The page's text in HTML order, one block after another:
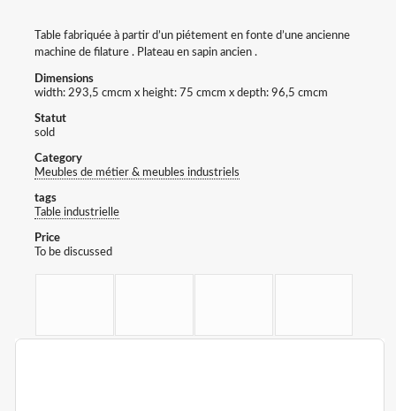
Table fabriquée à partir d’un piétement en fonte d’une ancienne
machine de filature . Plateau en sapin ancien .
Dimensions
width: 293,5 cmcm x height: 75 cmcm x depth: 96,5 cmcm
Statut
sold
Category
Meubles de métier & meubles industriels
tags
Table industrielle
Price
To be discussed